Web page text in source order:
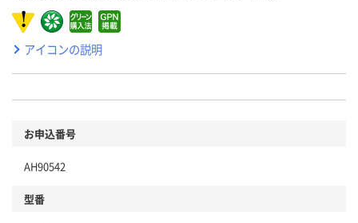
アイコンの説明
お申込番号
AH90542
型番